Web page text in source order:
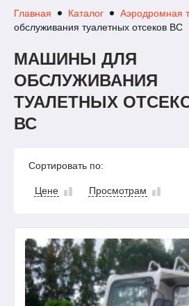
Главная Каталог Аэродромная
обслуживания туалетных отсеков ВС
МАШИНЫ ДЛЯ
ОБСЛУЖИВАНИЯ
ТУАЛЕТНЫХ
ВС
Сортировать по:
Цене Просмотрам